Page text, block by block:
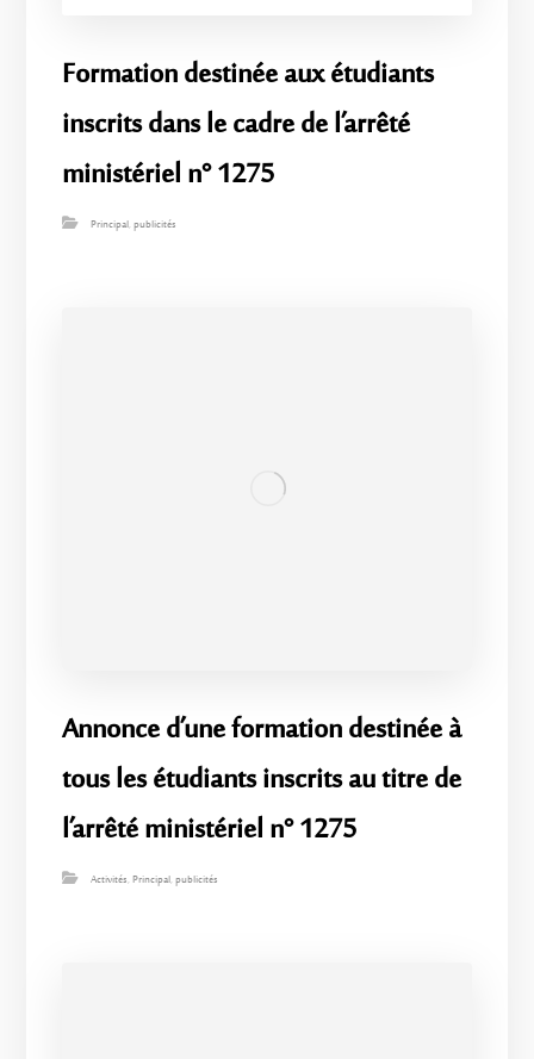
Formation destinée aux étudiants
inscrits dans le cadre de l’arrêté
ministériel n° 1275
Principal,publicités
Annonce d’une formation destinée à
tous les étudiants inscrits au titre de
l’arrêté ministériel n° 1275
Activités,Principal,publicités